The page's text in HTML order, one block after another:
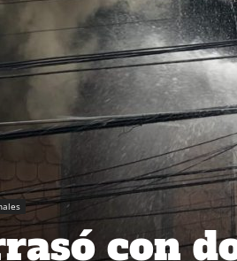
con